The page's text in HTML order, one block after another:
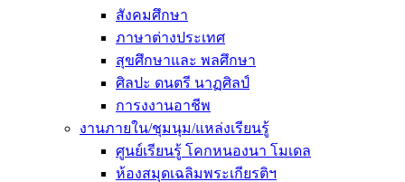
สังคมศึกษา
ภาษาต่างประเทศ
สุขศึกษาและ พลศึกษา
ศิลปะ ดนตรี นาฏศิลป์
การงงานอาชีพ
งานภายใน/ชุมนุม/แหล่งเรียนรู้
ศูนย์เรียนรู้ โคกหนองนา โมเดล
ห้องสมุดเฉลิมพระเกียรติฯ